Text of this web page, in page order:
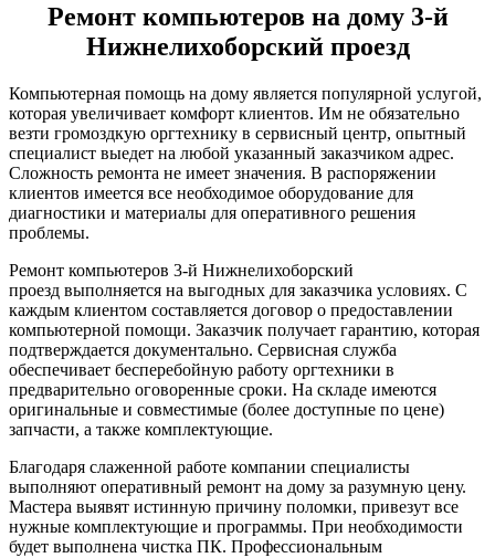
Ремонт компьютеров на дому 3-й
Нижнелихоборский проезд
Компьютерная помощь на дому является популярной услугой,
которая увеличивает комфорт клиентов. Им не обязательно
везти громоздкую оргтехнику в сервисный центр, опытный
специалист выедет на любой указанный заказчиком адрес.
Сложность ремонта не имеет значения. В распоряжении
клиентов имеется все необходимое оборудование для
диагностики и материалы для оперативного решения
проблемы.
Ремонт компьютеров 3-й Нижнелихоборский
проезд выполняется на выгодных для заказчика условиях. С
каждым клиентом составляется договор о предоставлении
компьютерной помощи. Заказчик получает гарантию, которая
подтверждается документально. Сервисная служба
обеспечивает бесперебойную работу оргтехники в
предварительно оговоренные сроки. На складе имеются
оригинальные и совместимые (более доступные по цене)
запчасти, а также комплектующие.
Благодаря слаженной работе компании специалисты
выполняют оперативный ремонт на дому за разумную цену.
Мастера выявят истинную причину поломки, привезут все
нужные комплектующие и программы. При необходимости
будет выполнена чистка ПК. Профессиональным